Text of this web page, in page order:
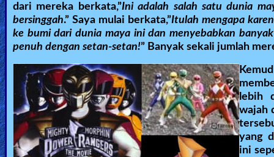
dari mereka berkata,”Ini adalah salah satu dunia
bersinggah.” Saya mulai berkata,”Itulah mengapa
ke bumi dari dunia maya ini dan menyebabkan
penuh dengan setan-setan!” Banyak sekali jumlah
lebih
wajah
yang
ini